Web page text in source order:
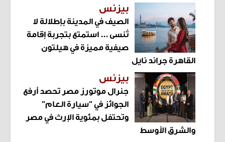
بيزنس
الصيف في المدينة بإطلالة لا
تُنسى ... استمتع بتجربة إقامة
صيفية مميزة في هيلتون
القاهرة جراند نايل
بيزنس
جنرال موتورز مصر تحصد أرفع
الجوائز في "سيارة العام"
وتحتفل بمئوية الإرث في مصر
والشرق الأوسط